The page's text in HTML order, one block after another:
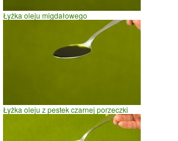
Łyżka oleju migdałowego
Łyżka oleju z pestek czarnej porzeczki